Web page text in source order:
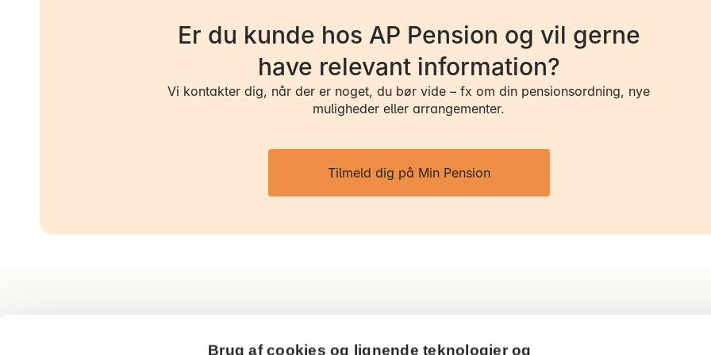
Brug af cookies og lignende teknologier og
Er du kunde hos AP Pension og vil gerne
have relevant information?
Vi kontakter dig, når der er noget, du bør vide – fx om din pensionsordning, nye
muligheder eller arrangementer.
Tilmeld dig på Min Pension
Ring til os
AP Pension